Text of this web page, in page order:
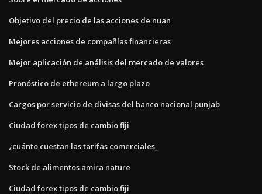
Objetivo del precio de las acciones de nuan
Mejores acciones de compañías financieras
Mejor aplicación de análisis del mercado de valores
Pronóstico de ethereum a largo plazo
Cargos por servicio de divisas del banco nacional punjab
Ciudad forex tipos de cambio fiji
¿cuánto cuestan las tarifas comerciales_
Stock de alimentos amira nature
Ciudad forex tipos de cambio fiji